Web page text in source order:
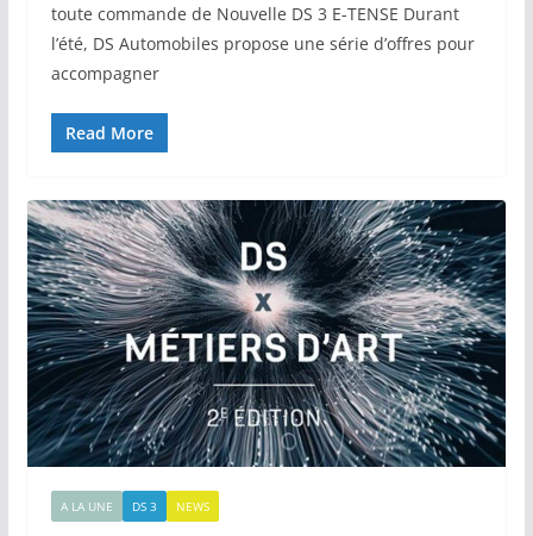
toute commande de Nouvelle DS 3 E-TENSE Durant
l’été, DS Automobiles propose une série d’offres pour
accompagner
Read More
A LA UNE DS 3 NEWS